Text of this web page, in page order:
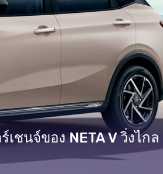
เชนจ์ของ NETA V วิ่งไกล